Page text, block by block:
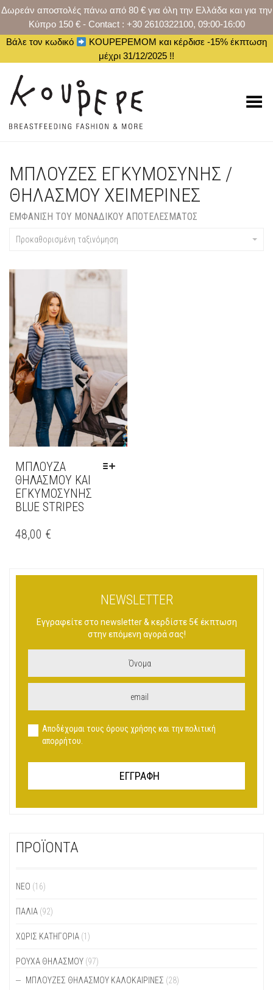
Δωρεάν αποστολές πάνω από 80 € για όλη την Ελλάδα και για την
Κύπρο 150 € - Contact : +30 2610322100, 09:00-16:00
Βάλε τον κωδικό
KOUPEPEMOM και κέρδισε -15% έκπτωση
μέχρι 31/12/2025 !!
Toggle Menu
ΜΠΛΟΎΖΕΣ ΕΓΚΥΜΟΣΎΝΗΣ /
ΘΗΛΑΣΜΟΎ ΧΕΙΜΕΡΙΝΈΣ
ΕΜΦΆΝΙΣΗ ΤΟΥ ΜΟΝΑΔΙΚΟΎ ΑΠΟΤΕΛΈΣΜΑΤΟΣ
Προκαθορισμένη ταξινόμηση
ΜΠΛΟΥΖΑ
ΘΗΛΑΣΜΟΥ ΚΑΙ
ΕΓΚΥΜΟΣΥΝΗΣ
BLUE STRIPES
ΤΟ
ΠΡΟΪΌΝ
ΜΠΟΡΟΎΝ
ΤΟΥ
48,00 €
NEWSLETTER
Εγγραφείτε στο newsletter & κερδίστε 5€ έκπτωση
στην επόμενη αγορά σας!
Αποδέχομαι τους όρους χρήσης και την πολιτική
απορρήτου.
ΠΡΟΪΟΝΤΑ
ΝΕΟ (16)
ΠΑΛΙΆ (92)
ΧΩΡΊΣ ΚΑΤΗΓΟΡΊΑ (1)
ΡΟΥΧΑ ΘΗΛΑΣΜΟΥ (97)
ΜΠΛΟΎΖΕΣ ΘΗΛΑΣΜΟΎ ΚΑΛΟΚΑΙΡΙΝΈΣ (28)